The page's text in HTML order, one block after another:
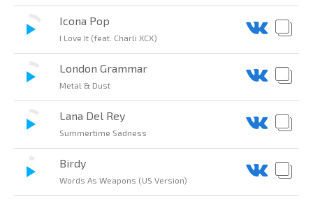
Icona Pop
I Love It (feat. Charli XCX)
London Grammar
Metal & Dust
Lana Del Rey
Summertime Sadness
Birdy
Words As Weapons (US Version)